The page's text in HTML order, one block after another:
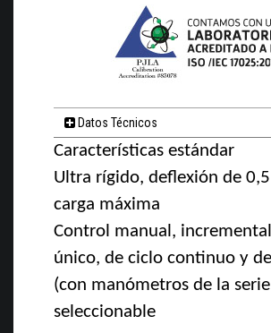
Datos Técnicos
Características estándar
Ultra rígido, deflexión de
carga máxima
Control manual,
único, de ciclo continuo y
(con manómetros de la serie
seleccionable